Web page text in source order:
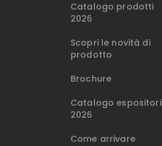
Catalogo prodotti
2026
Scopri le novità di
prodotto
Brochure
Catalogo espositori
2026
Come arrivare